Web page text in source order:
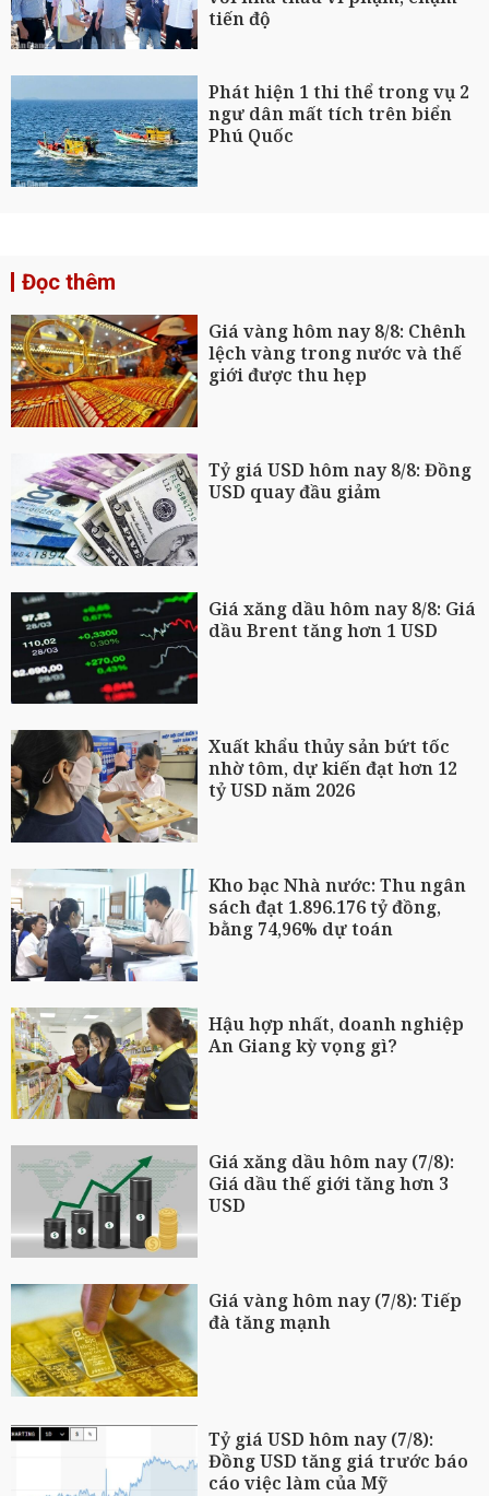
tiến độ
Phát hiện 1 thi thể trong vụ 2
ngư dân mất tích trên biển
Phú Quốc
Đọc thêm
Giá vàng hôm nay 8/8: Chênh
lệch vàng trong nước và thế
giới được thu hẹp
Tỷ giá USD hôm nay 8/8: Đồng
USD quay đầu giảm
Giá xăng dầu hôm nay 8/8: Giá
dầu Brent tăng hơn 1 USD
Xuất khẩu thủy sản bứt tốc
nhờ tôm, dự kiến đạt hơn 12
tỷ USD năm 2026
Kho bạc Nhà nước: Thu ngân
sách đạt 1.896.176 tỷ đồng,
bằng 74,96% dự toán
Hậu hợp nhất, doanh nghiệp
An Giang kỳ vọng gì?
Giá xăng dầu hôm nay (7/8):
Giá dầu thế giới tăng hơn 3
USD
Giá vàng hôm nay (7/8): Tiếp
đà tăng mạnh
Tỷ giá USD hôm nay (7/8):
Đồng USD tăng giá trước báo
cáo việc làm của Mỹ